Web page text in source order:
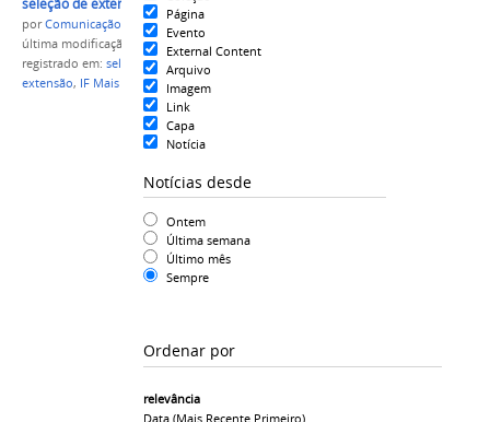
Página
Evento
External Content
Arquivo
Imagem
Link
Capa
Notícia
Notícias desde
Ontem
Última semana
Último mês
Sempre
Ordenar por
relevância
Data (mais Recente Primeiro)
porComunicação CPR
última modificação
em 07/05/2021 19h06
registrado em: seleção,extensionistas
extensão, IF Mais empreendedor